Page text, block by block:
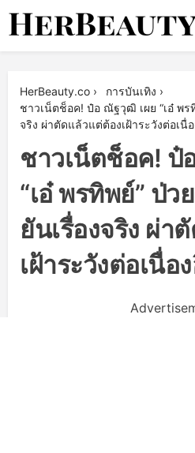
Skip
HerBeauty.co › การบันเทิง ›
ชาวเน็ตช็อค! ป๋อ ณัฐวุฒิ เผย “เอ๋ พร
จริง ผ่าตัดแล้วแต่ต้องเฝ้าระวังต่อเนื่
ชาวเน็ตช็อค! ป๋
“เอ๋ พรทิพย์” ป่ว
ยันเรื่องจริง ผ่า
เฝ้าระวังต่อเนื่อ